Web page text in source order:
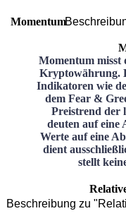
Momentum
Momentum
Kryptowährung.
Indikatoren wie
dem Fear &
Preistrend der
deuten auf eine
Werte auf eine
dient
stellt
Beschreibung zu